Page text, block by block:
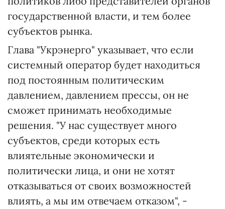
государственной власти, и тем более
субъектов рынка.
Глава "Укрэнерго" указывает, что если
системный оператор будет находиться
под постоянным политическим
давлением, давлением прессы, он не
сможет принимать необходимые
решения. "У нас существует много
субъектов, среди которых есть
влиятельные экономически и
политически лица, и они не хотят
отказываться от своих возможностей
влиять, а мы им отвечаем отказом", -